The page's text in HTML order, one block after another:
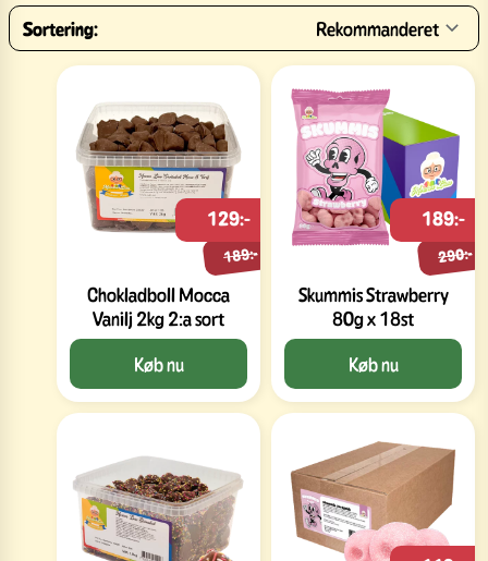
Sortering: Rekommanderet
Chokladboll Mocca
Vanilj 2kg 2:a sort
189:-
129:-
Køb nu
Skummis Strawberry
80g x 18st
290:-
189:-
Køb nu